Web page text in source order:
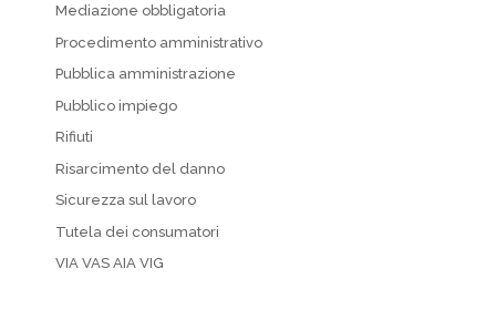
Mediazione obbligatoria
Procedimento amministrativo
Pubblica amministrazione
Pubblico impiego
Rifiuti
Risarcimento del danno
Sicurezza sul lavoro
Tutela dei consumatori
VIA VAS AIA VIG